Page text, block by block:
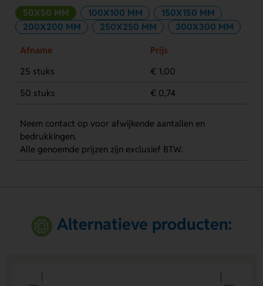
50X50 MM 100X100 MM
150X150 MM
200X200 MM
250X250 MM 300X300 MM
Afname
Prijs
25 stuks
€ 1,00
50 stuks
€ 0,74
Neem contact op voor afwijkende aantallen en
bedrukkingen.
Alle genoemde prijzen zijn exclusief BTW.
Alternatieve producten: